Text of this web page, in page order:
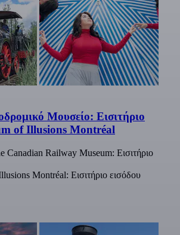
Μουσείο: Εισιτήριο
of Illusions Montréal
Canadian Railway Museum: Εισιτήριο
Montréal: Εισιτήριο εισόδου